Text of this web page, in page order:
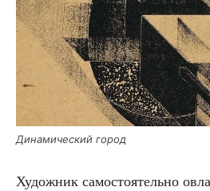
Дина­ми­че­ский город
Худож­ник само­сто­я­тель­но